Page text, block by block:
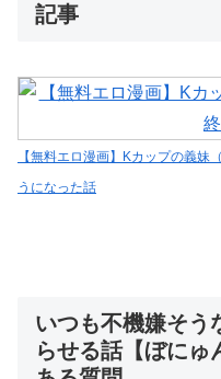
記事
【無料エロ漫画】Kカップの義妹
うになった話
いつも不機嫌そう
らせる話【ぼにゅ